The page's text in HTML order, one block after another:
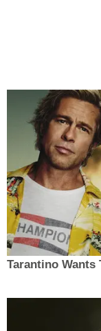
Tarantino Wants